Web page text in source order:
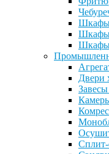
Шкафы
Шкафы
Шкафы
Двери